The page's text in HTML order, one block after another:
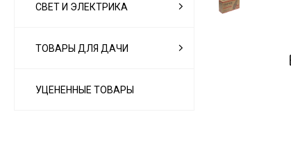
СВЕТ И ЭЛЕКТРИКА
ТОВАРЫ ДЛЯ ДАЧИ
УЦЕНЕННЫЕ ТОВАРЫ